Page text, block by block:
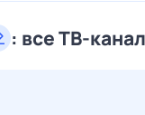
: все ТВ-